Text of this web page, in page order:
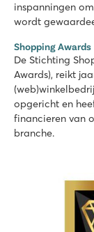
inspanningen
wordt
Shopping Awards
De Stichting
Awards), reikt
opgericht en
financieren van
branche.